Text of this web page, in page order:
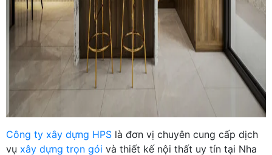
Công ty xây dựng HPS là đơn vị chuyên cung cấp dịch
vụ xây dựng trọn gói và thiết kế nội thất uy tín tại Nha